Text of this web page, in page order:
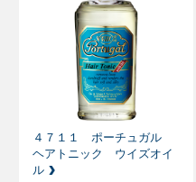
４７１１ ポーチュガル
ヘアトニック ウイズオイ
ル